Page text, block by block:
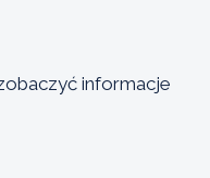
informacje